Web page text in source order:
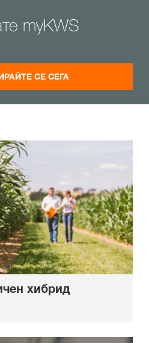
myKWS
СЕ СЕГА
хибрид